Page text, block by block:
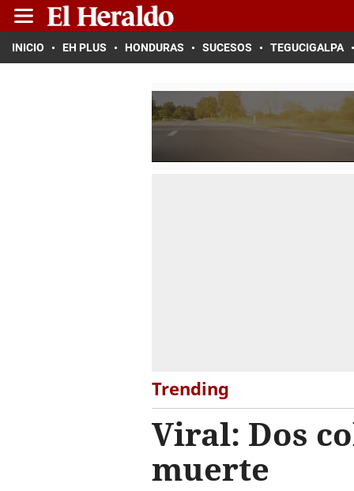
INICIO EH PLUS HONDURAS SUCESOS TEGUCIGALPA
Trending
Viral: Dos
muerte